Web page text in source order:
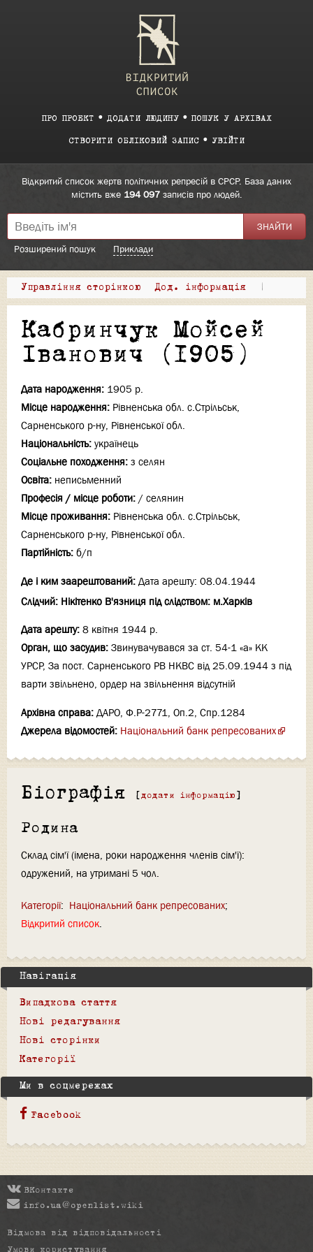
ПРО ПРОЕКТ ДОДАТИ ЛЮДИНУ ПОШУК У АРХІВАХ
СТВОРИТИ ОБЛІКОВИЙ ЗАПИС УВІЙТИ
Відкритий список жертв політичних репресій в СРСР. База даних
містить вже 194 097записів про людей.
Розширений пошук Приклади
Управління сторінкою Дод. інформація |
Кабринчук Мойсей
Іванович (1905)
Дата народження: 1905 р.
Місце народження: Рівненська обл. с.Стрільськ,
Сарненського р-ну, Рівненської обл.
Національність: українець
Соціальне походження: з селян
Освіта: неписьменний
Професія / місце роботи: / селянин
Місце проживання: Рівненська обл. с.Стрільськ,
Сарненського р-ну, Рівненської обл.
Партійність: б/п
Де і ким заарештований: Дата арешту: 08.04.1944
Слідчий: Нікітенко В'язниця під слідством: м.Харків
Дата арешту: 8 квітня 1944 р.
Орган, що засудив: Звинувачувався за ст. 54-1 «а» КК
УРСР, За пост. Сарненського РВ НКВС від 25.09.1944 з під
варти звільнено, ордер на звільнення відсутній
Архівна справа: ДАРО, Ф.Р-2771, Оп.2, Спр.1284
Джерела відомостей: Національний банк репресованих
Біографія [ додати інформацію ]
Родина
Склад сім'ї (імена, роки народження членів сім'ї):
одружений, на утримані 5 чол.
Категорії: Національний банк репресованих
Відкритий список
Навігація
Випадкова стаття
Нові редагування
Нові сторінки
Категорії
Ми в соцмережах
Facebook
ВКонтакте
info.ua@openlist.wiki
Відмова від відповідальності
Умови користування